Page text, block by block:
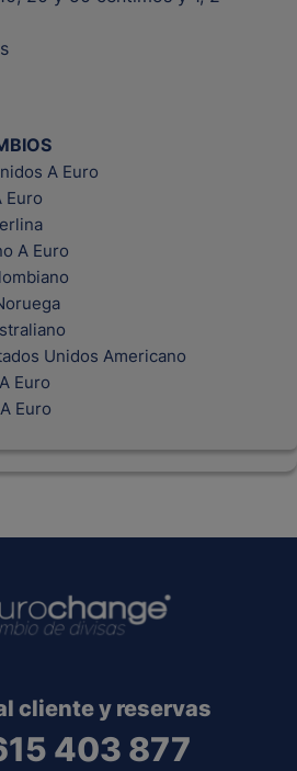
A Euro
Euro
A Euro
Unidos Americano
Euro
Euro
cliente y reservas
403 877